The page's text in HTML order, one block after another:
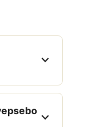
expand_more
expand_more